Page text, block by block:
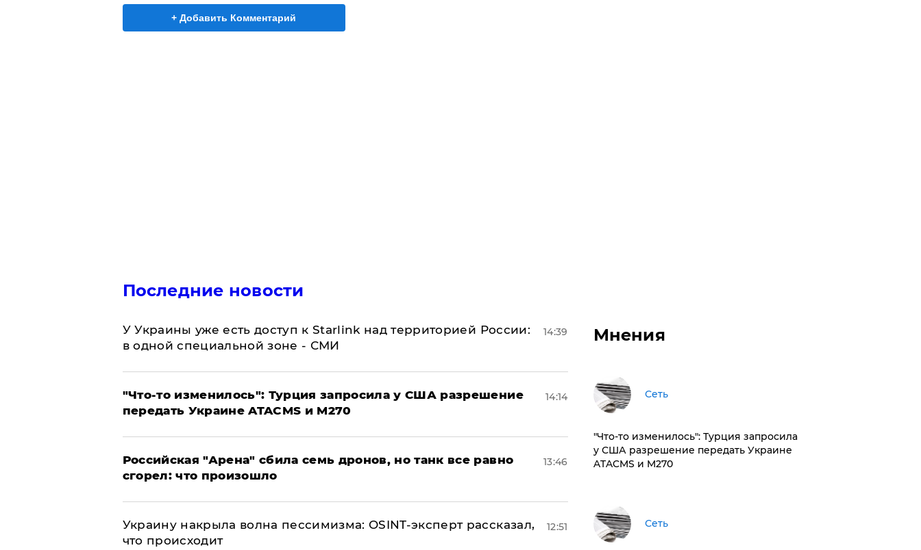
+ Добавить Комментарий
Последние новости
У Украины уже есть доступ к Starlink над территорией России:
в одной специальной зоне - СМИ
14:39
​"Что-то изменилось": Турция запросила у США разрешение
передать Украине ATACMS и M270
14:14
​Российская "Арена" сбила семь дронов, но танк все равно
сгорел: что произошло
13:46
​Украину накрыла волна пессимизма: OSINT-эксперт рассказал,
что происходит
12:51
Мнения
Сеть
​"Что-то изменилось": Турция запросила
у США разрешение передать Украине
ATACMS и M270
Сеть